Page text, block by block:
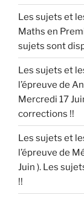
Les sujets et
Maths en
sujets sont
Les sujets et
l’épreuve de
Mercredi 17
corrections !!
Les sujets et
l’épreuve de
Juin ). Les
!!